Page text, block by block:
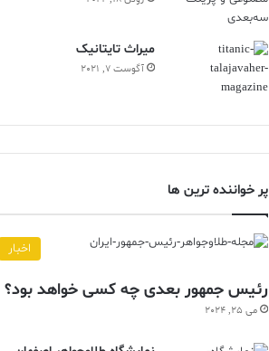
ميراث تايتانيک
آگوست 7, 2021
پر خواننده ترین ها
اخبار
رئیس جمهور بعدی چه کسی خواهد بود؟
می 25, 2024